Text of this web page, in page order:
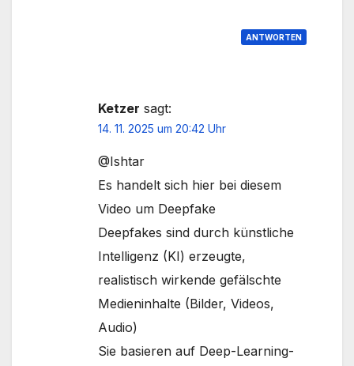
ANTWORTEN
Ketzer sagt:
14. 11. 2025 um 20:42 Uhr
@Ishtar
Es handelt sich hier bei diesem
Video um Deepfake
Deepfakes sind durch künstliche
Intelligenz (KI) erzeugte,
realistisch wirkende gefälschte
Medieninhalte (Bilder, Videos,
Audio)
Sie basieren auf Deep-Learning-